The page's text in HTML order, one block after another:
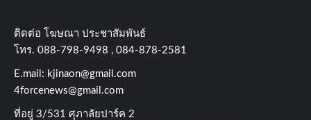
ติดต่อ​ โฆษณา​ ประชาสัมพันธ์
โทร​. 088-798-9498 , 084-878-2581
E.mail: kjinaon@gmail.com
4forcenews@gmail.com
ที่อยู่​ 3/531​ ศุภาลัยปาร์ค​ 2